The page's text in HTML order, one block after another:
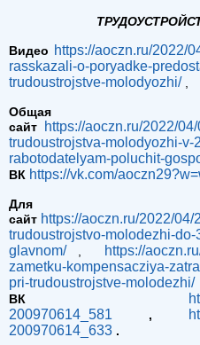
Видео https://aoczn.ru/2022/
rasskazali-o-poryadke-
trudoustrojstve-molodyozhi/
Общая
сайт
https://aoczn.ru/2022/
trudoustrojstva-molodyozhi-v-
rabotodatelyam-poluchit-
ВК https://vk.com/
Для
сайт https://aoczn.ru/2022/
trudoustrojstvo-molodezhi-do-
glavnom/
https://
zametku-kompensacziya-
pri-trudoustrojstve-molodezhi/
ВК
200970614_581 ,
200970614_633 .